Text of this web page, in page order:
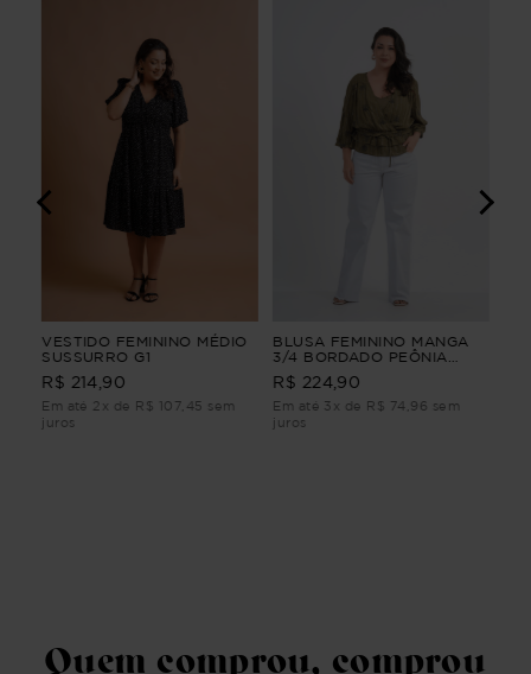
VESTIDO FEMININO MÉDIO
SUSSURRO G1
R$ 214,90
Em até 2x de R$ 107,45 sem
juros
BLUSA FEMININO MANGA
3/4 BORDADO PEÔNIA
BLUSA FEMININO MANGA
3/4 BORDADO Verde G2
R$ 224,90
Em até 3x de R$ 74,96 sem
juros
Quem comprou, comprou